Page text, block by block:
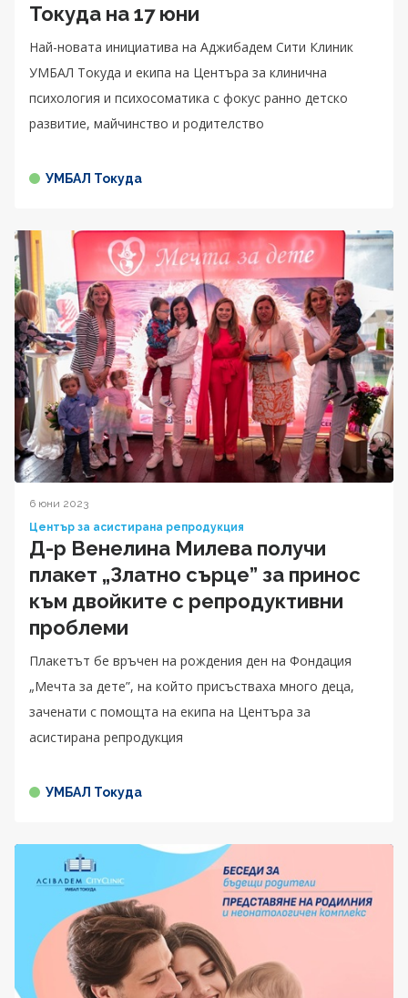
Токуда на 17 юни
Най-новата инициатива на Аджибадем Сити Клиник
УМБАЛ Токуда и екипа на Центъра за клинична
психология и психосоматика с фокус ранно детско
развитие, майчинство и родителство
УМБАЛ Токуда
6 юни 2023
Център за асистирана репродукция
Д-р Венелина Милева получи
плакет „Златно сърце” за принос
към двойките с репродуктивни
проблеми
Плакетът бе връчен на рождения ден на Фондация
„Мечта за дете”, на който присъстваха много деца,
заченати с помощта на екипа на Центъра за
асистирана репродукция
УМБАЛ Токуда